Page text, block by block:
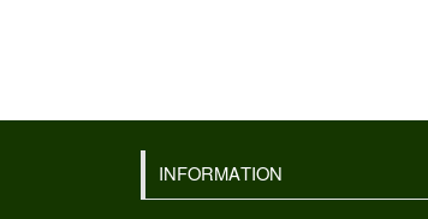
INFORMATION